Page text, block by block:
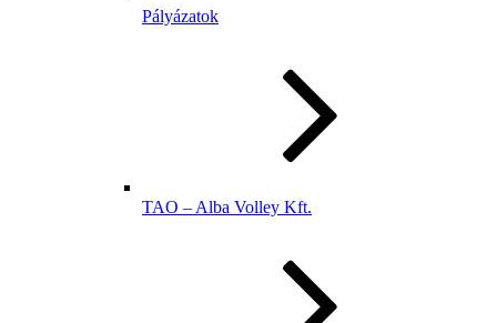
Pályázatok
TAO – Alba Volley Kft.